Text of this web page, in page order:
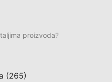
proizvoda?
(265)